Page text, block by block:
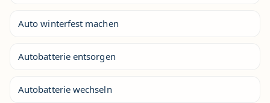
Auto winterfest machen
Autobatterie entsorgen
Autobatterie wechseln